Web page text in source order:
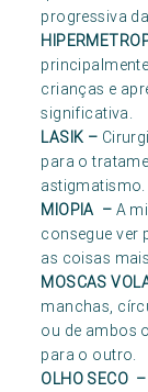
progressiva
crianças e
significativa.
LASIK –
para o
astigmatismo.
MIOPIA – A
consegue ver
as coisas
MOSCAS
manchas,
ou de ambos
para o outro.
OLHO SECO –